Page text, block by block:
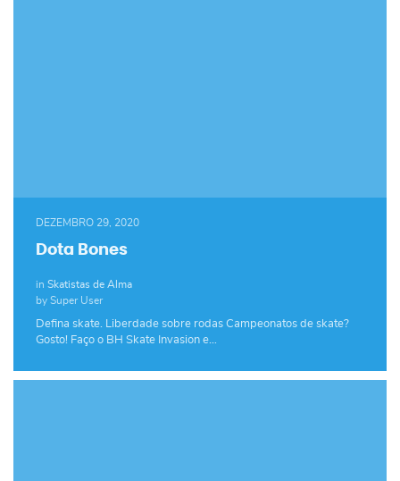
DEZEMBRO 29, 2020
Dota Bones
in Skatistas de Alma
by Super User
Defina skate. Liberdade sobre rodas Campeonatos de skate?
Gosto! Faço o BH Skate Invasion e…